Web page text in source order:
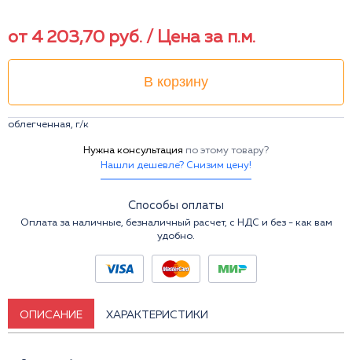
от 4 203,70 руб. / Цена за п.м.
В корзину
облегченная, г/к
Нужна консультация по этому товару?
Нашли дешевле? Снизим цену!
Способы оплаты
Оплата за наличные, безналичный расчет, с НДС и без - как вам
удобно.
ОПИСАНИЕ ХАРАКТЕРИСТИКИ